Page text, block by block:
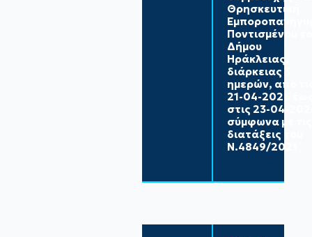
Θρησκευτική
Ποντισμένου
Δήμου
Ηράκλειας,
διάρκειας 3
ημερών, από
21-04-2026
στις 23-04-
σύμφωνα με τις
διατάξεις του
Ν.4849/2021